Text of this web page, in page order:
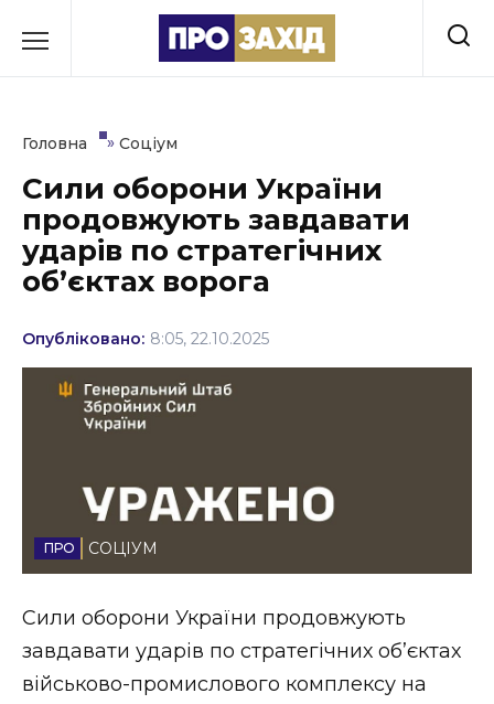
до
Культура
Освіта
Політика
Соціум
Стиль життя
Втрачений Ужгород
Втрачений Ужгород (відеоверсія)
Головна » Соціум
Сили оборони України
продовжують завдавати
ударів по стратегічних
об’єктах ворога
Опубліковано: 8:05, 22.10.2025
СОЦІУМ
Сили оборони України продовжують
завдавати ударів по стратегічних об’єктах
військово-промислового комплексу на